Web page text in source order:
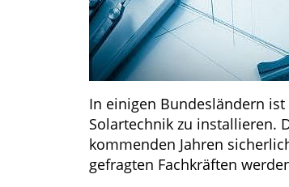
In einigen Bundesländern
Solartechnik zu installieren.
kommenden Jahren
gefragten Fachkräften